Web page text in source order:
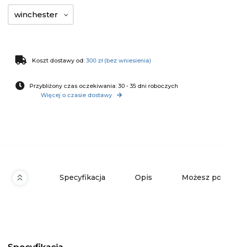
winchester
Koszt dostawy od: 300 zł (bez wniesienia)
Przybliżony czas oczekiwania: 30 - 35 dni roboczych
Więcej o czasie dostawy
Specyfikacja Opis Możesz